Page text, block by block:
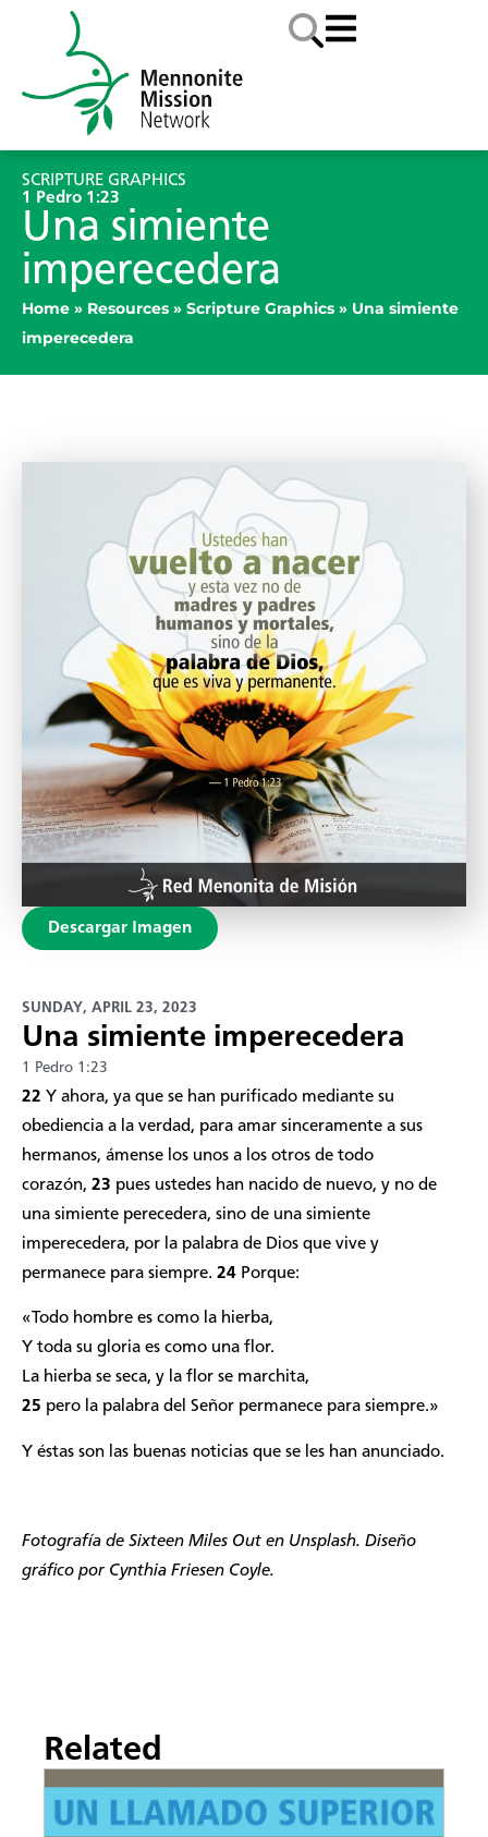
SCRIPTURE GRAPHICS
1 Pedro 1:23
Una simiente
imperecedera
Home » Resources » Scripture Graphics » Una simiente
imperecedera
Descargar Imagen
SUNDAY, APRIL 23, 2023
Una simiente imperecedera
1 Pedro 1:23
22 Y ahora, ya que se han purificado mediante su
obediencia a la verdad, para amar sinceramente a sus
hermanos, ámense los unos a los otros de todo
corazón, 23 pues ustedes han nacido de nuevo, y no de
una simiente perecedera, sino de una simiente
imperecedera, por la palabra de Dios que vive y
permanece para siempre. 24 Porque:
«Todo hombre es como la hierba,
Y toda su gloria es como una flor.
La hierba se seca, y la flor se marchita,
25 pero la palabra del Señor permanece para siempre.»
Y éstas son las buenas noticias que se les han anunciado.
Fotografía de Sixteen Miles Out en Unsplash. Diseño
gráfico por Cynthia Friesen Coyle.
Related